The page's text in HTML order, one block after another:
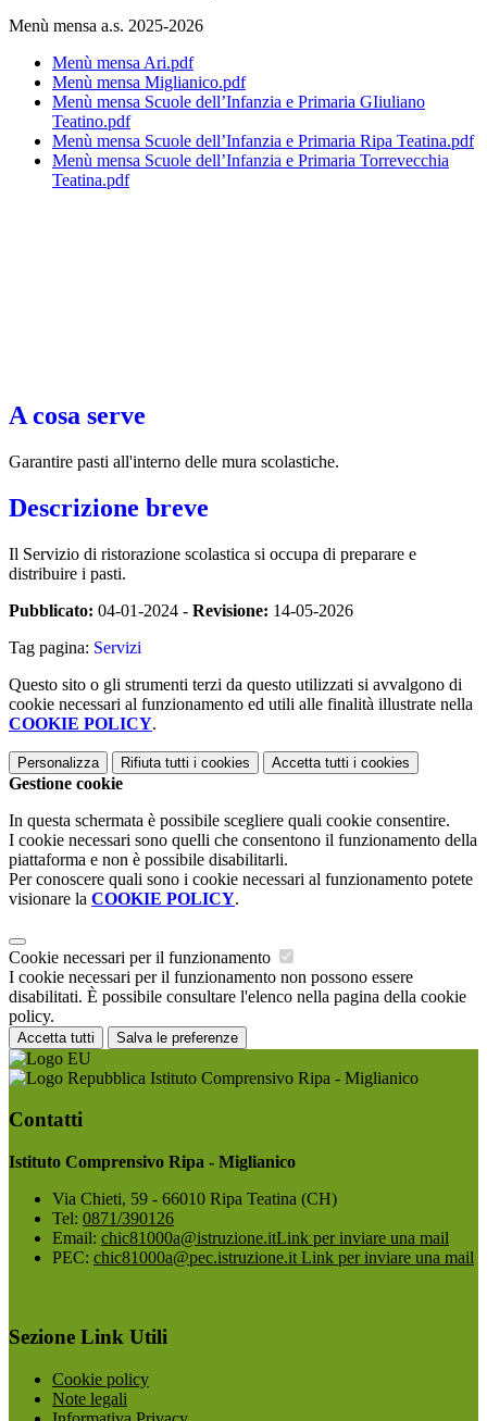
Menù mensa a.s. 2025-2026
Menù mensa Ari.pdf
Menù mensa Miglianico.pdf
Menù mensa Scuole dell’Infanzia e Primaria GIiuliano
Teatino.pdf
Menù mensa Scuole dell’Infanzia e Primaria Ripa Teatina.pdf
Menù mensa Scuole dell’Infanzia e Primaria Torrevecchia
Teatina.pdf
A cosa serve
Garantire pasti all'interno delle mura scolastiche.
Descrizione breve
Il Servizio di ristorazione scolastica si occupa di preparare e
distribuire i pasti.
Pubblicato: 04-01-2024 - Revisione: 14-05-2026
Tag pagina: Servizi
Questo sito o gli strumenti terzi da questo utilizzati si avvalgono di
cookie necessari al funzionamento ed utili alle finalità illustrate nella
COOKIE POLICY.
Personalizza Rifiuta tutti i cookies Accetta tutti i cookies
Gestione cookie
In questa schermata è possibile scegliere quali cookie consentire.
I cookie necessari sono quelli che consentono il funzionamento della
piattaforma e non è possibile disabilitarli.
Per conoscere quali sono i cookie necessari al funzionamento potete
visionare la COOKIE POLICY.
Cookie necessari per il funzionamento
I cookie necessari per il funzionamento non possono essere
disabilitati. È possibile consultare l'elenco nella pagina della cookie
policy.
Accetta tutti Salva le preferenze
Istituto Comprensivo Ripa - Miglianico
Contatti
Istituto Comprensivo Ripa - Miglianico
Via Chieti, 59 - 66010 Ripa Teatina (CH)
Tel: 0871/390126
Email: chic81000a@istruzione.itLink per inviare una mail
PEC: chic81000a@pec.istruzione.it Link per inviare una mail
Sezione Link Utili
Cookie policy
Note legali